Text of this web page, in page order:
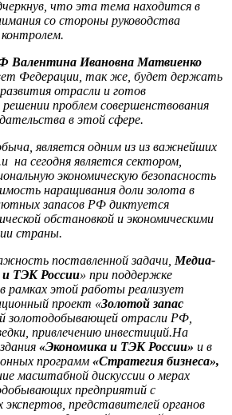
что эта тема находится в
со стороны руководства
Валентина Ивановна Матвиенко
Федерации, так же, будет держать
отрасли и готов
проблем совершенствования
в этой сфере.
одним из из важнейших
на сегодня является сектором,
экономическую безопасность
наращивания доли золота в
запасов РФ диктуется
обстановкой и экономическими
страны.
поставленной задачи, Медиа-
и ТЭК России» при поддержке
в рамках этой работы реализует
проект «Золотой запас
золотодобывающей отрасли РФ,
привлечению инвестиций.На
«Экономика и ТЭК России» и в
программ «Стратегия бизнеса»,
масштабной дискуссии о мерах
предприятий с
экспертов, представителей органов